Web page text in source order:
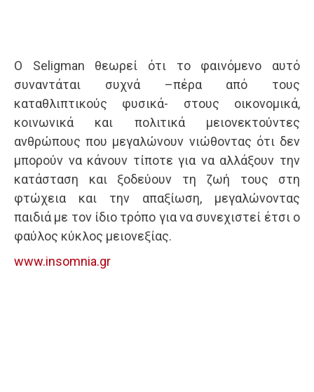
Ο Seligman θεωρεί ότι το φαινόμενο αυτό
συναντάται συχνά –πέρα από τους
καταθλιπτικούς φυσικά- στους οικονομικά,
κοινωνικά και πολιτικά μειονεκτούντες
ανθρώπους που μεγαλώνουν νιώθοντας ότι δεν
μπορούν να κάνουν τίποτε για να αλλάξουν την
κατάσταση και ξοδεύουν τη ζωή τους στη
φτώχεια και την απαξίωση, μεγαλώνοντας
παιδιά με τον ίδιο τρόπο για να συνεχιστεί έτσι ο
φαύλος κύκλος μειονεξίας.
www.insomnia.gr